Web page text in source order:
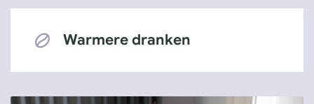
Warmere dranken